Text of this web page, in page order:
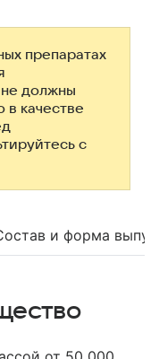
препаратах
должны
в качестве
с
и форма